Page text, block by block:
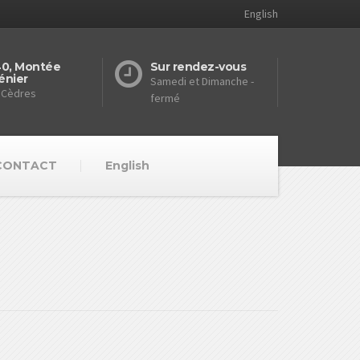
English
Montée
Sur rendez-vous
Samedi et Dimanche -
fermé
English